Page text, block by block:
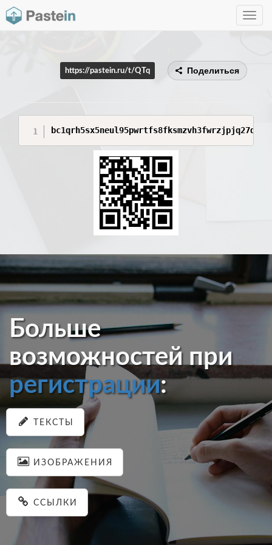
Toggle
https://pastein.ru/t/QTq Поделиться
bc1qrh5sx5neul95pwrtfs8fksmzvh3fwrzjpjq27q
Больше
возможностей при
регистрации:
ТЕКСТЫ
ИЗОБРАЖЕНИЯ
ССЫЛКИ